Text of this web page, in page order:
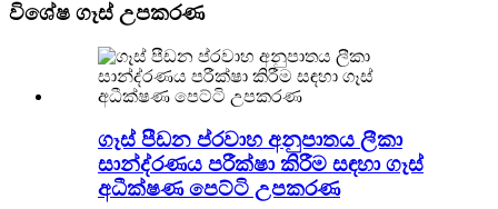
විශේෂ ගෑස් උපකරණ
ගෑස් පීඩන ප්රවාහ අනුපාතය ලීකා
සාන්ද්රණය පරීක්ෂා කිරීම සඳහා ගෑස්
අධීක්ෂණ පෙට්ටි උපකරණ